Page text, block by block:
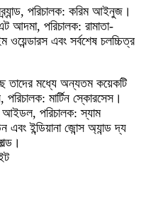
পরিচালক: করিম আইনুজ।
আদমা, পরিচালক: রামাতা-
এবং সর্বশেষ চলচ্চিত্র
তাদের মধ্যে অন্যতম কয়েকটি
মার্টিন স্কোরসেস।
আইডল, পরিচালক: স্যাম
ইন্ডিয়ানা জোন্স অ্যান্ড দ্য